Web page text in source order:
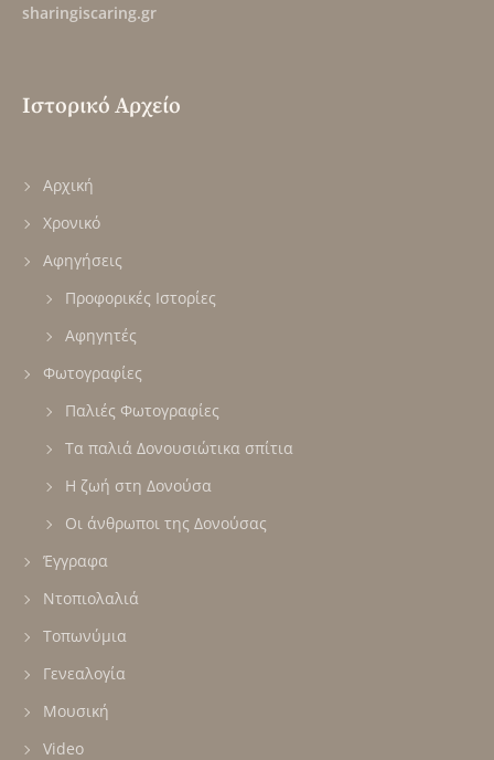
sharingiscaring.gr
Ιστορικό Αρχείο
Αρχική
Χρονικό
Αφηγήσεις
Προφορικές Ιστορίες
Αφηγητές
Φωτογραφίες
Παλιές Φωτογραφίες
Τα παλιά Δονουσιώτικα σπίτια
Η ζωή στη Δονούσα
Οι άνθρωποι της Δονούσας
Έγγραφα
Ντοπιολαλιά
Τοπωνύμια
Γενεαλογία
Μουσική
Video